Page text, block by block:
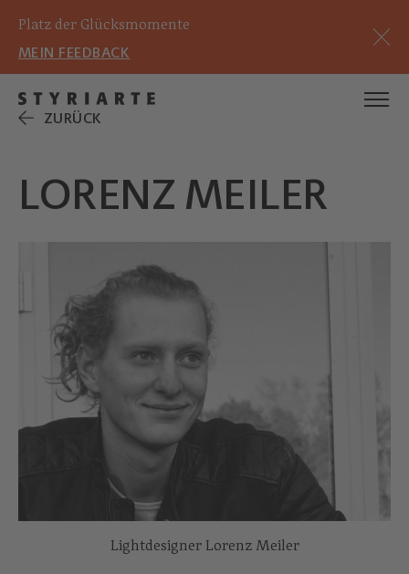
Platz der Glücksmomente
MEIN FEEDBACK
ZURÜCK
LORENZ MEILER
Lightdesigner Lorenz Meiler